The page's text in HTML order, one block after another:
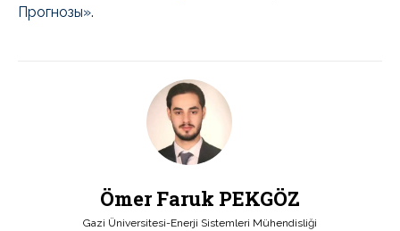
Прогнозы».
Ömer Faruk PEKGÖZ
Gazi Üniversitesi-Enerji Sistemleri Mühendisliği